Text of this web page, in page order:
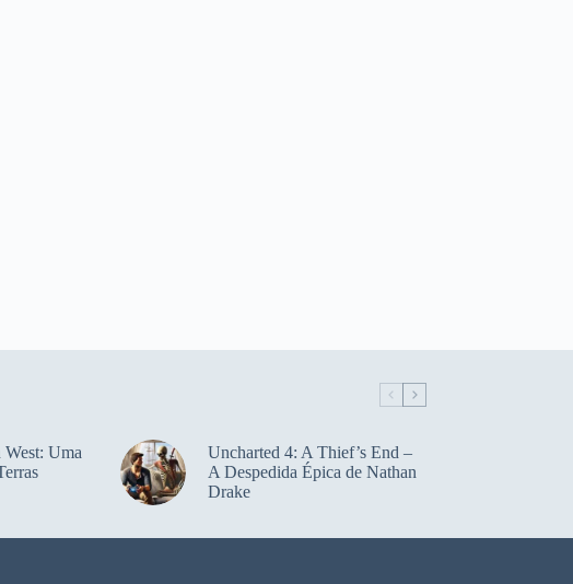
Uma
Uncharted 4: A Thief’s End –
A Despedida Épica de Nathan
Drake